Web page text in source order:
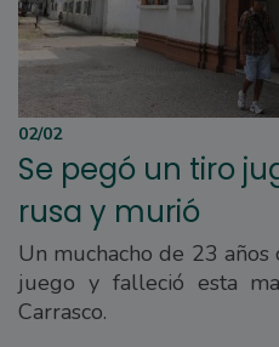
02/02
Se pegó un tiro
rusa y murió
Un muchacho de 23
juego y falleció esta
Carrasco.